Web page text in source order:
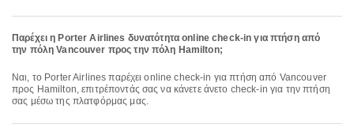
Παρέχει η Porter Airlines δυνατότητα online check-in για πτήση από
την πόλη Vancouver προς την πόλη Hamilton;
Ναι, το Porter Airlines παρέχει online check-in για πτήση από Vancouver
προς Hamilton, επιτρέποντάς σας να κάνετε άνετο check-in για την πτήση
σας μέσω της πλατφόρμας μας.